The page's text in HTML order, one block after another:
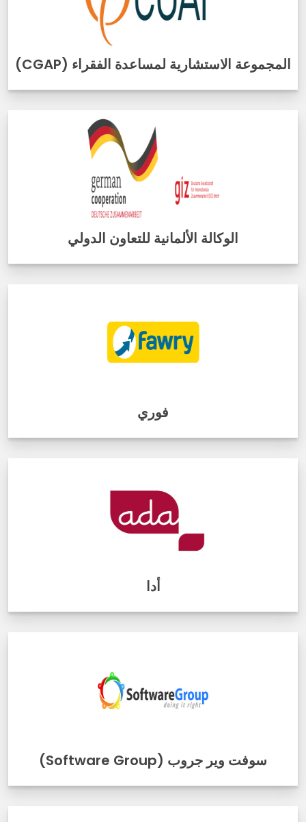
المجموعة الاستشارية لمساعدة الفقراء (CGAP)
الوكالة الألمانية للتعاون الدولي
فوري
أدا
سوفت وير جروب (Software Group)